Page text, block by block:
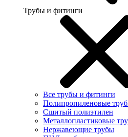
Трубы и фитинги
Все трубы и фитинги
Полипропиленовые
Сшитый полиэтилен
Металлопластиковые
Нержавеющие трубы